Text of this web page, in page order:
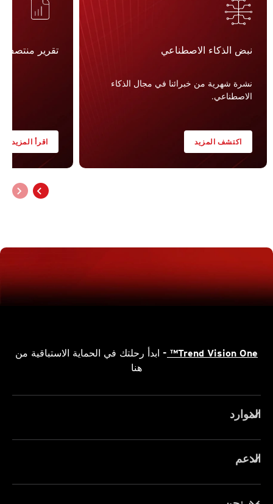
نبض الذكاء الاصطناعي
نشرة شهرية من خبرائنا في مجال الذكاء
الاصطناعي.
اكتشف المزيد
تقرير منتصف
اقرأ المزيد
Trend Vision One™
- ابدأ رحلتك في الحماية الاستباقية من
هنا
الموارد
الدعم